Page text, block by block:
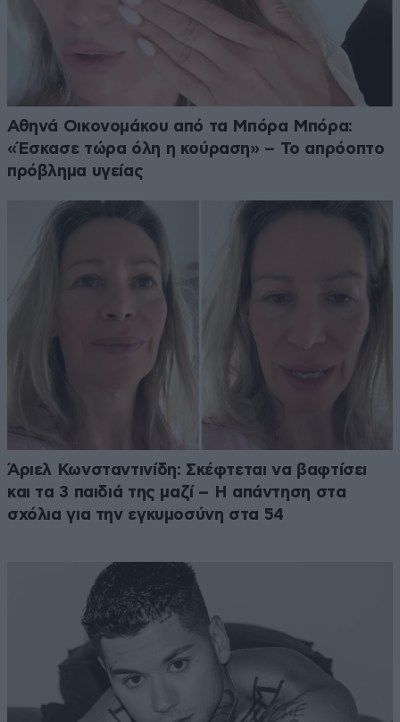
Αθηνά Οικονομάκου από τα Μπόρα Μπόρα:
«Έσκασε τώρα όλη η κούραση» – Το απρόοπτο
πρόβλημα υγείας
Άριελ Κωνσταντινίδη: Σκέφτεται να βαφτίσει
και τα 3 παιδιά της μαζί – Η απάντηση στα
σχόλια για την εγκυμοσύνη στα 54